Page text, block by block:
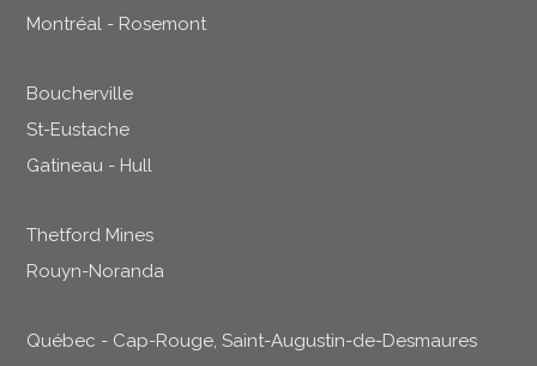
Montréal - Rosemont
Boucherville
St-Eustache
Gatineau - Hull
Thetford Mines
Rouyn-Noranda
Québec - Cap-Rouge, Saint-Augustin-de-Desmaures